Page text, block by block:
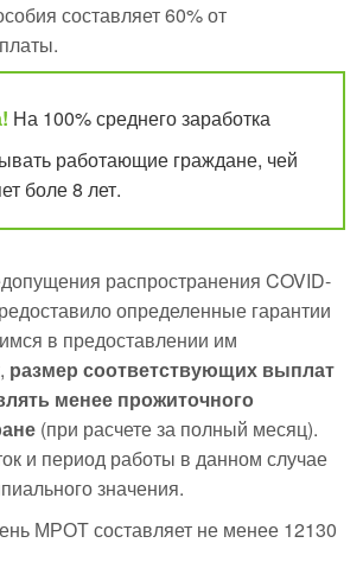
составляет 60% от
На 100% среднего заработка
работающие граждане, чей
боле 8 лет.
распространения COVID-
определенные гарантии
в предоставлении им
размер соответствующих выплат
менее прожиточного
(при расчете за полный месяц).
и период работы в данном случае
значения.
МРОТ составляет не менее 12130